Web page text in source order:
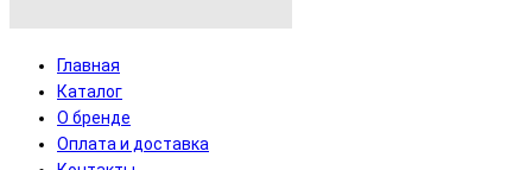
Главная
Каталог
О бренде
Оплата и доставка